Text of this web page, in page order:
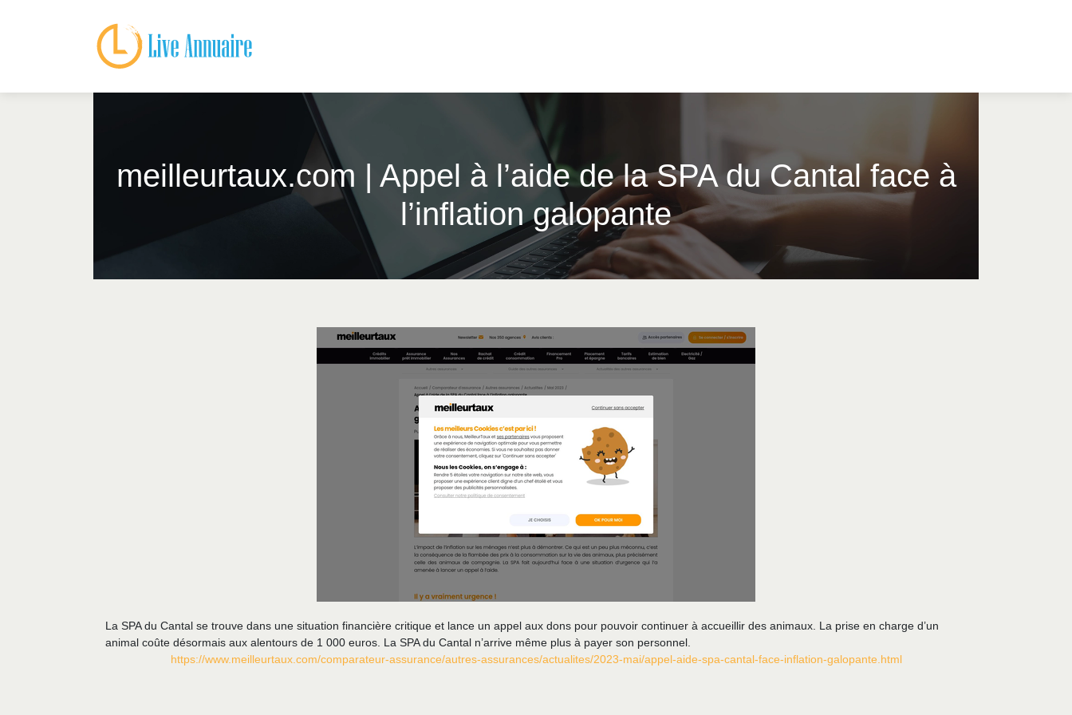
meilleurtaux.com | Appel à l’aide de la SPA du Cantal face à
l’inflation galopante
La SPA du Cantal se trouve dans une situation financière critique et lance un appel aux dons pour pouvoir continuer à accueillir des animaux. La prise en charge d’un
animal coûte désormais aux alentours de 1 000 euros. La SPA du Cantal n’arrive même plus à payer son personnel.
https://www.meilleurtaux.com/comparateur-assurance/autres-assurances/actualites/2023-mai/appel-aide-spa-cantal-face-inflation-galopante.html